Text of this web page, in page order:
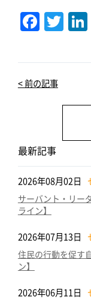
F
a
c
e
k
T
w
it
r
< 前の記事
最新記事
2026年08月02日
サーバント・リー
ライン】
2026年07月13日
住民の行動を促す
ン】
2026年06月11日